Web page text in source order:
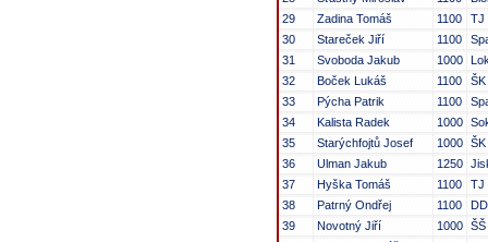
29
Zadina Tomáš 1100
TJ
30
Stareček Jiří 1100
31
Svoboda Jakub 1000
32
Boček Lukáš 1100
33
Pýcha Patrik 1100
34
Kalista Radek 1000
35
Starýchfojtů Josef 1000
36
Ulman Jakub 1250
37
Hyška Tomáš 1100
TJ
38
Patrný Ondřej 1100
39
Novotný Jiří 1000